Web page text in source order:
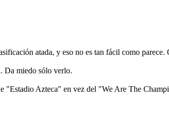
atada, y eso no es tan fácil como parece.
Da miedo sólo verlo.
"Estadio Azteca" en vez del "We Are The